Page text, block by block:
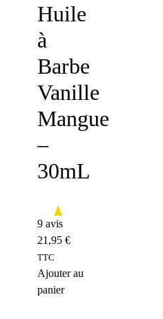
Huile
à
Barbe
Vanille
Mangue
–
30mL
9 avis
21,95 €
TTC
Ajouter au
panier